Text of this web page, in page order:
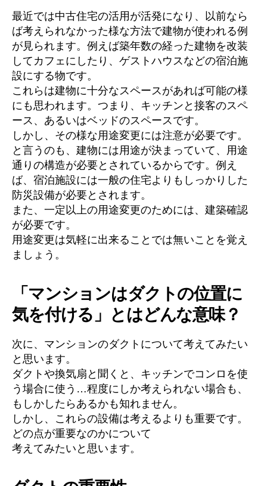
最近では中古住宅の活用が活発になり、以前なら
ば考えられなかった様な方法で建物が使われる例
が見られます。例えば築年数の経った建物を改装
してカフェにしたり、ゲストハウスなどの宿泊施
設にする物です。
これらは建物に十分なスペースがあれば可能の様
にも思われます。つまり、キッチンと接客のスペ
ース、あるいはベッドのスペースです。
しかし、その様な用途変更には注意が必要です。
と言うのも、建物には用途が決まっていて、用途
通りの構造が必要とされているからです。例え
ば、宿泊施設には一般の住宅よりもしっかりした
防災設備が必要とされます。
また、一定以上の用途変更のためには、建築確認
が必要です。
用途変更は気軽に出来ることでは無いことを覚え
ましょう。
「マンションはダクトの位置に
気を付ける」とはどんな意味？
次に、マンションのダクトについて考えてみたい
と思います。
ダクトや換気扇と聞くと、キッチンでコンロを使
う場合に使う…程度にしか考えられない場合も、
もしかしたらあるかも知れません。
しかし、これらの設備は考えるよりも重要です。
どの点が重要なのかについて
考えてみたいと思います。